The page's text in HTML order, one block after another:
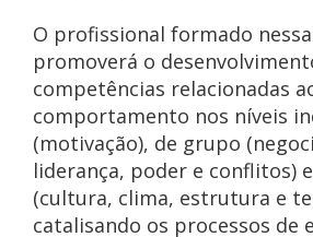
O profissional formado
promoverá o
competências relacionadas
comportamento nos níveis
(motivação), de grupo
liderança, poder e conflitos)
(cultura, clima, estrutura e
catalisando os processos de